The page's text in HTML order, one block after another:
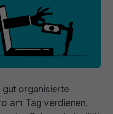
organisierte
am Tag verdienen.